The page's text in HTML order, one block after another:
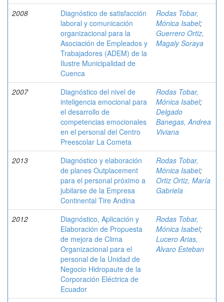
2008
Diagnóstico de satisfacción
laboral y comunicación
organizacional para la
Asociación de Empleados y
Trabajadores (ADEM) de la
Ilustre Municipalidad de
Cuenca
Rodas Tobar,
Mónica Isabel;
Guerrero Ortiz,
Magaly Soraya
2007
Diagnóstico del nivel de
inteligencia emocional para
el desarrollo de
competencias emocionales
en el personal del Centro
Preescolar La Cometa
Rodas Tobar,
Mónica Isabel;
Delgado
Banegas, Andrea
Viviana
2013
Diagnóstico y elaboración
de planes Outplacement
para el personal próximo a
jubilarse de la Empresa
Continental Tire Andina
Rodas Tobar,
Mónica Isabel;
Ortiz Ortiz, María
Gabriela
2012
Diagnóstico, Aplicación y
Elaboración de Propuesta
de mejora de Clima
Organizacional para el
personal de la Unidad de
Negocio Hidropaute de la
Corporación Eléctrica de
Ecuador
Rodas Tobar,
Mónica Isabel;
Lucero Arias,
Alvaro Esteban